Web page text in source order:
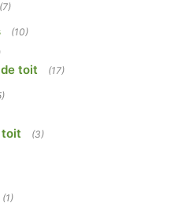
(7)
(10)
toit (17)
toit (3)
(1)